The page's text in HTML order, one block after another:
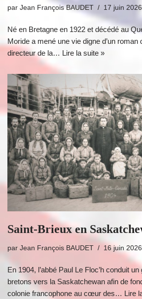
par Jean François BAUDET 17 juin 2026
Né en Bretagne en 1922 et décédé au
Moride a mené une vie digne d’un roman
directeur de la… Lire la suite »
Saint-Brieux en
par Jean François BAUDET 16 juin 2026
En 1904, l’abbé Paul Le Floc’h conduit
bretons vers la Saskatchewan afin de
colonie francophone au cœur des… Lire